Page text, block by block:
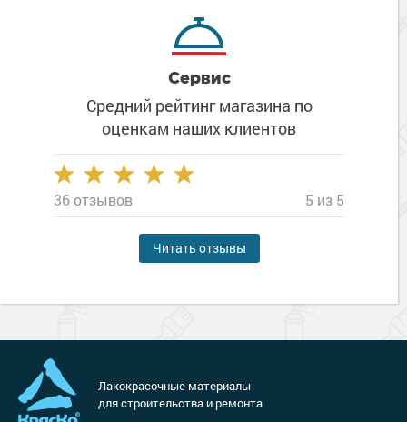
Сервис
Средний рейтинг магазина по
оценкам наших клиентов
36 отзывов 5 из 5
Читать отзывы
Лакокрасочные материалы
для строительства и ремонта